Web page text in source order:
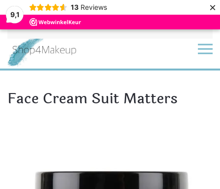
9,1
13 Reviews ×
Terug naar hoofdinhoud
Face Cream Suit Matters